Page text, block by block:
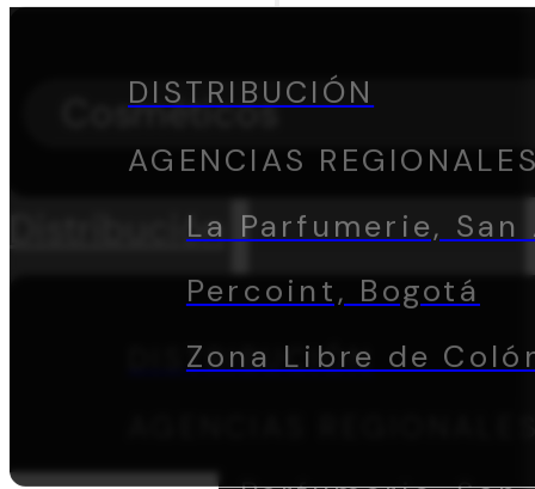
Cosméticos
Distribución
DISTRIBUCIÓN
DISTRIBUCIÓN
AGENCIAS
La Parfumerie,
Percoint, Bogotá
Zona Libre de